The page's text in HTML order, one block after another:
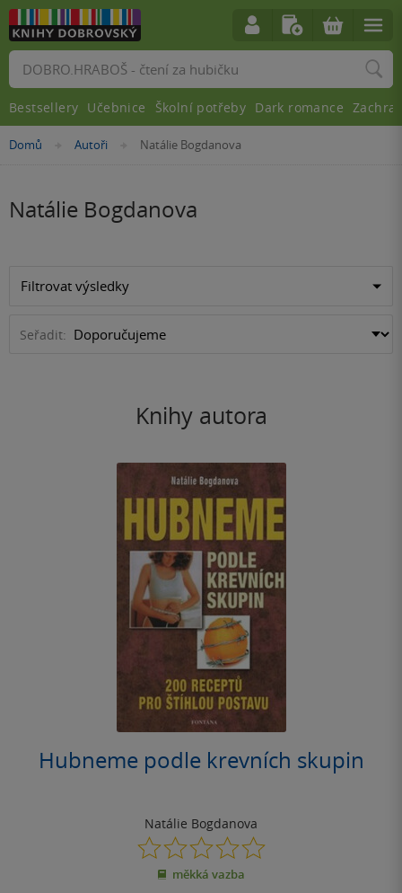
Nacházíte
Domů »Autoři »Natálie Bogdanova
Natálie Bogdanova
Filtrovat výsledky
Seřadit:
Knihy autora
Hubneme podle krevních skupin
Natálie Bogdanova
0.0
z
5
měkká vazba
Vyhledávání
Bestsellery Učebnice Školní potřeby Dark romance